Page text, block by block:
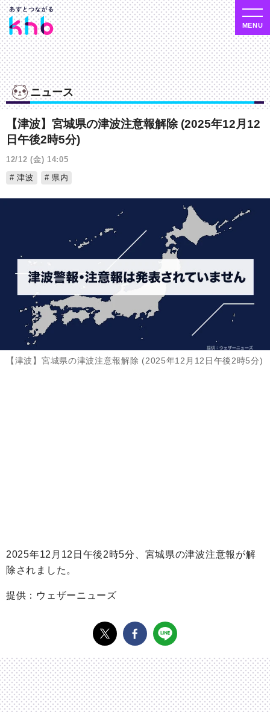
ニュース
【津波】宮城県の津波注意報解除 (2025年12月12
日午後2時5分)
12/12 (金) 14:05
津波
県内
【津波】宮城県の津波注意報解除 (2025年12月12日午後2時5分)
2025年12月12日午後2時5分、宮城県の津波注意報が解
除されました。
提供：ウェザーニューズ